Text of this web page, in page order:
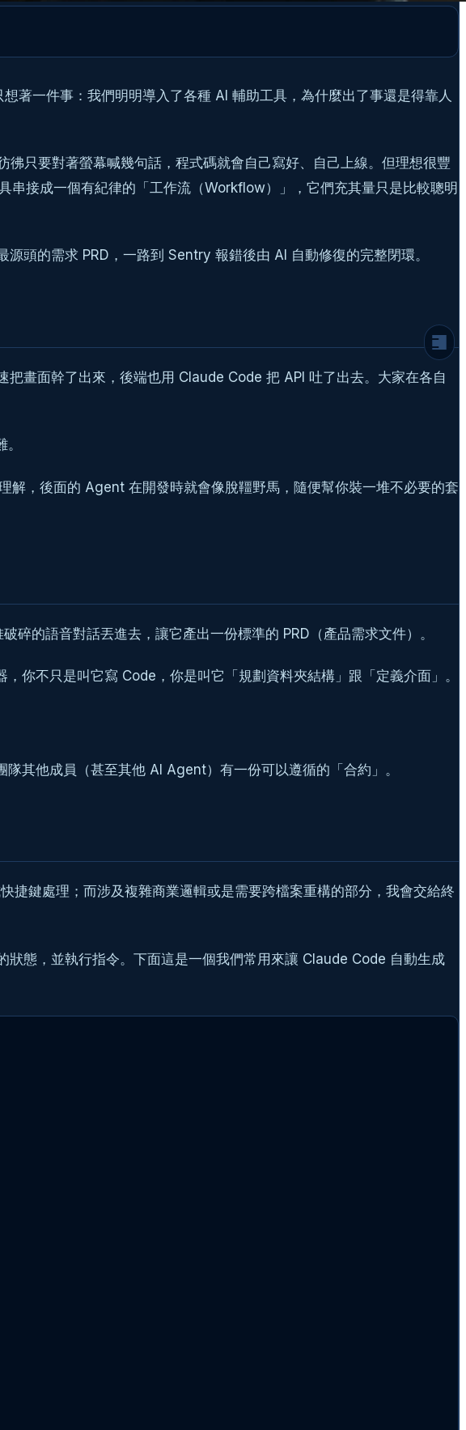
著一件事：我們明明導入了各種 AI 輔助工具，為什麼出了事還是得靠人
只要對著螢幕喊幾句話，程式碼就會自己寫好、自己上線。但理想很豐
接成一個有紀律的「工作流（Workflow）」，它們充其量只是比較聰明
頭的需求 PRD，一路到 Sentry 報錯後由 AI 自動修復的完整閉環。
畫面幹了出來，後端也用 Claude Code 把 API 吐了出去。大家在各自
解，後面的 Agent 在開發時就會像脫韁野馬，隨便幫你裝一堆不必要的套
的語音對話丟進去，讓它產出一份標準的 PRD（產品需求文件）。
你不只是叫它寫 Code，你是叫它「規劃資料夾結構」跟「定義介面」。
其他成員（甚至其他 AI Agent）有一份可以遵循的「合約」。
鍵處理；而涉及複雜商業邏輯或是需要跨檔案重構的部分，我會交給終
狀態，並執行指令。下面這是一個我們常用來讓 Claude Code 自動生成
第一階段：用 Claude 與 Cursor
第三階段：測試與部署，讓 AI Agent 接管
CI/CD
常見問題